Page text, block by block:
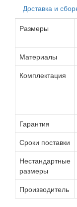
Доставка и
Размеры
Материалы
Комплектация
Гарантия
Сроки поставки
Нестандартные
размеры
Производитель